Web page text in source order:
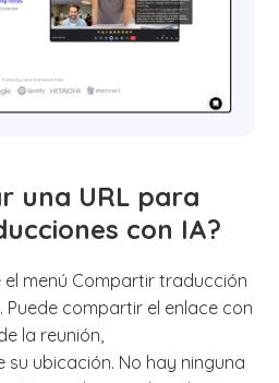
una URL para
con IA?
el menú Compartir traducción
Puede compartir el enlace con
la reunión,
su ubicación. No hay ninguna